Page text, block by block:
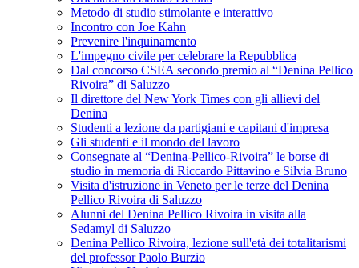
Metodo di studio stimolante e interattivo
Incontro con Joe Kahn
Prevenire l'inquinamento
L'impegno civile per celebrare la Repubblica
Dal concorso CSEA secondo premio al “Denina Pellico
Rivoira” di Saluzzo
Il direttore del New York Times con gli allievi del
Denina
Studenti a lezione da partigiani e capitani d'impresa
Gli studenti e il mondo del lavoro
Consegnate al “Denina-Pellico-Rivoira” le borse di
studio in memoria di Riccardo Pittavino e Silvia Bruno
Visita d'istruzione in Veneto per le terze del Denina
Pellico Rivoira di Saluzzo
Alunni del Denina Pellico Rivoira in visita alla
Sedamyl di Saluzzo
Denina Pellico Rivoira, lezione sull'età dei totalitarismi
del professor Paolo Burzio